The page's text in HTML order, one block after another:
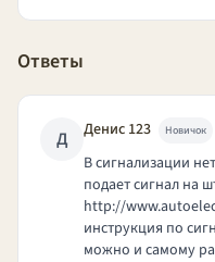
Ответы
Д Денис 123 Новичок
В сигнализации
подает сигнал на
http://
инструкция по
можно и самому